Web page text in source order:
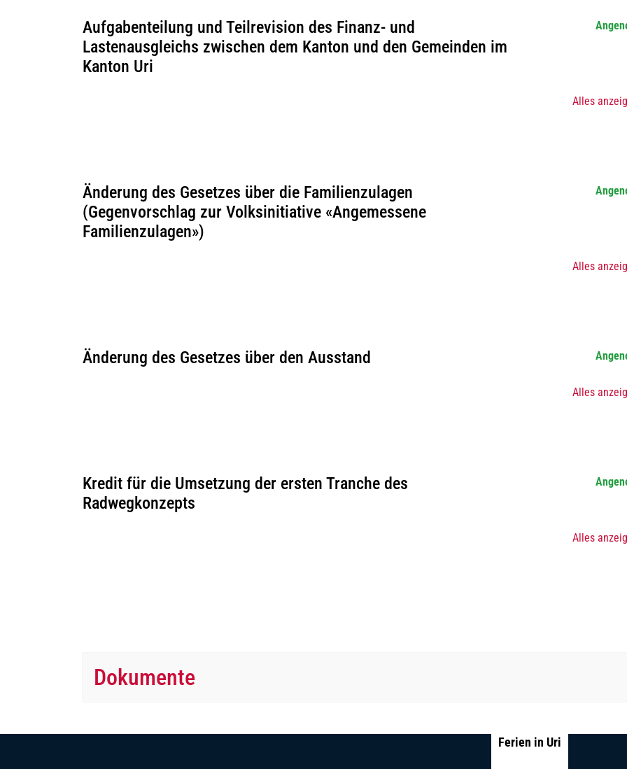
Aufgabenteilung und Teilrevision des Finanz- und
Lastenausgleichs zwischen dem Kanton und den Gemeinden im
Kanton Uri
Alles
Änderung des Gesetzes über die Familienzulagen
(Gegenvorschlag zur Volksinitiative «Angemessene
Familienzulagen»)
Alles
Änderung des Gesetzes über den Ausstand
Alles
Kredit für die Umsetzung der ersten Tranche des
Radwegkonzepts
Alles
Dokumente
Ferien in Uri